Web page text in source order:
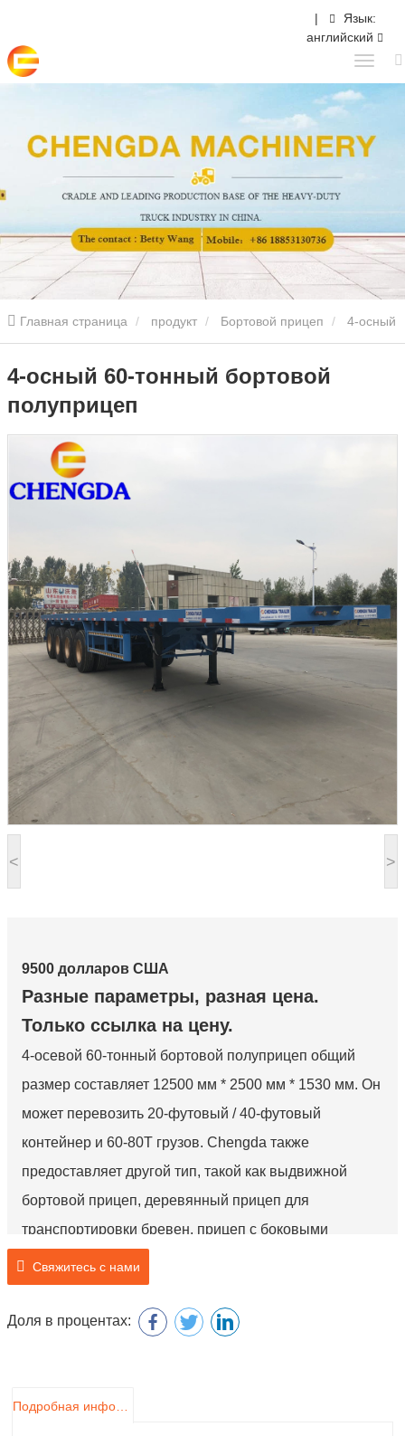
|
Язык:
английский
Главная страница продукт Бортовой прицеп
60-тонный бортовой полуприцеп
< >
4-осный 60-тонный бортовой
полуприцеп
9500 долларов США
Разные параметры, разная цена.
Только ссылка на цену.
4-осевой 60-тонный бортовой полуприцеп общий
размер составляет 12500 мм * 2500 мм * 1530 мм. Он
может перевозить 20-футовый / 40-футовый
контейнер и 60-80T грузов. Chengda также
предоставляет другой тип, такой как выдвижной
бортовой прицеп, деревянный прицеп для
транспортировки бревен, прицеп с боковыми
стенками и прицеп для забора.
Бренд: Чэнда
Номер модели: SCD9400P
Свяжитесь с нами
Доля в процентах: